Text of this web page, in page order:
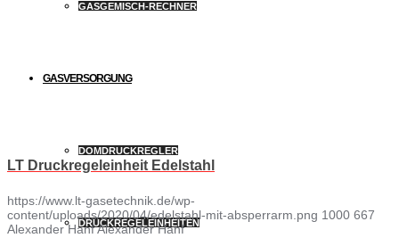
GASGEMISCH-RECHNER
GASVERSORGUNG
DOMDRUCKREGLER
DRUCKREGELEINHEITEN
LT Druckregeleinheit Edelstahl
https://www.lt-gasetechnik.de/wp-
content/uploads/2020/04/edelstahl-mit-absperrarm.png 1000 667
Alexander HanfAlexander Hanf